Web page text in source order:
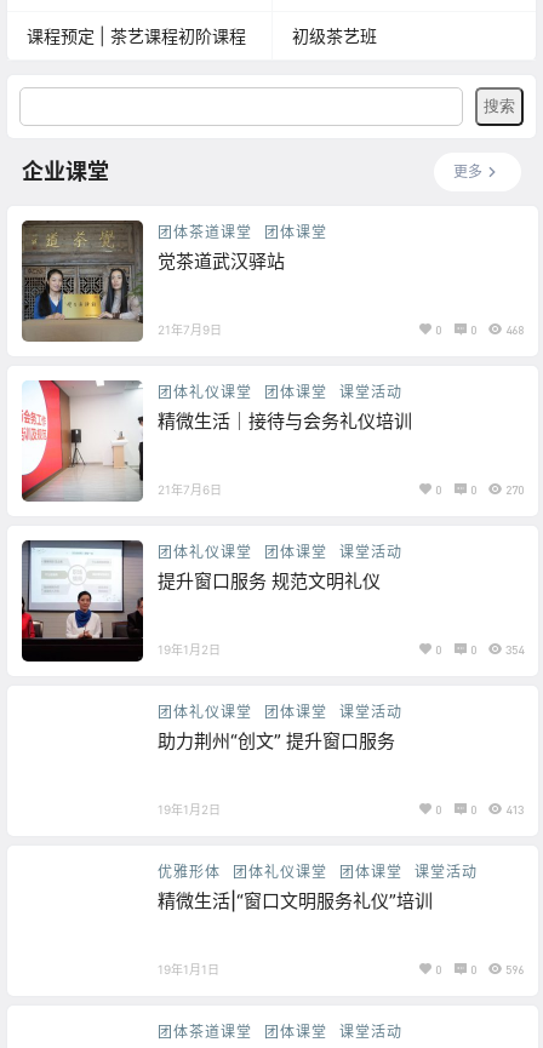
课程预定 | 茶艺课程初阶课程 初级茶艺班
企业课堂 更多
团体茶道课堂 团体课堂
觉茶道武汉驿站
21年7月9日 0 0 468
团体礼仪课堂 团体课堂 课堂活动
精微生活｜接待与会务礼仪培训
21年7月6日 0 0 270
团体礼仪课堂 团体课堂 课堂活动
提升窗口服务 规范文明礼仪
19年1月2日 0 0 354
团体礼仪课堂 团体课堂 课堂活动
助力荆州“创文” 提升窗口服务
19年1月2日 0 0 413
优雅形体 团体礼仪课堂 团体课堂 课堂活动
精微生活|“窗口文明服务礼仪”培训
19年1月1日 0 0 596
团体茶道课堂 团体课堂 课堂活动